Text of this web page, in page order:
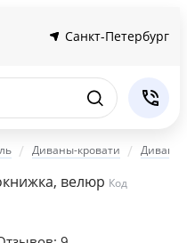
Санкт-Петербург
Диваны-кровати Диваны
велюр Код